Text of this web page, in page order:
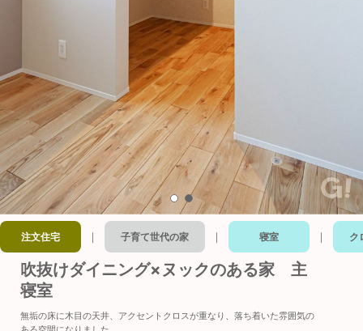
注文住宅 ｜ 子育て世代の家 ｜ 寝室 ｜ ク
吹抜けダイニング×ヌックのある家 主
寝室
無垢の床に木目の天井、アクセントクロスが重なり、落ち着いた雰囲気の